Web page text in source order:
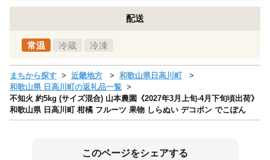
配送
常温 冷蔵 冷凍
まちから探す 近畿地方
和歌山県日高川町
和歌山県 日高川町の返礼品一覧
不知火 約5kg (サイズ混合) 山本農園《2027年3月上旬-4月下旬頃出荷》
和歌山県 日高川町 柑橘 フルーツ 果物 しらぬい デコポン でこぽん
このページをシェアする